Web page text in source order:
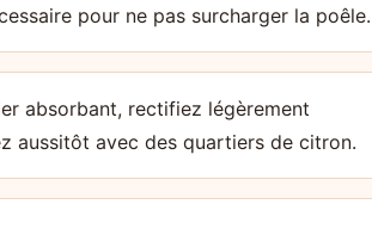
pour ne pas surcharger la poêle.
absorbant, rectifiez légèrement
aussitôt avec des quartiers de citron.